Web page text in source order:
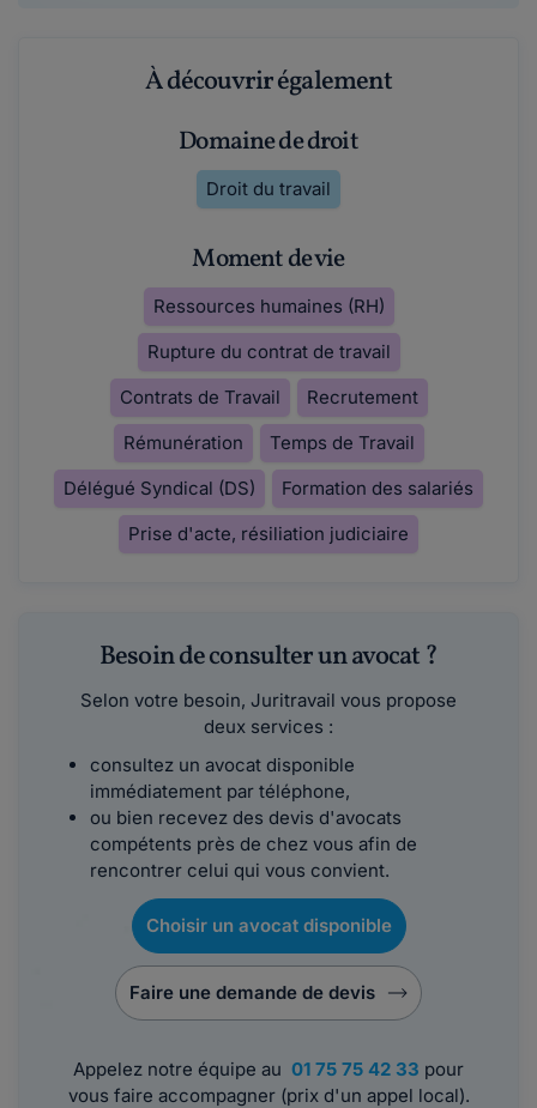
À découvrir également
Domaine de droit
Droit du travail
Moment de vie
Ressources humaines (RH)
Rupture du contrat de travail
Contrats de Travail
Recrutement
Rémunération
Temps de Travail
Délégué Syndical (DS)
Formation des salariés
Prise d'acte, résiliation judiciaire
Besoin de consulter un avocat ?
Selon votre besoin, Juritravail vous propose
deux services :
consultez un avocat disponible
immédiatement par téléphone,
ou bien recevez des devis d'avocats
compétents près de chez vous afin de
rencontrer celui qui vous convient.
Choisir un avocat disponible
Faire une demande de devis
Appelez notre équipe au 01 75 75 42 33 pour
vous faire accompagner (prix d'un appel local).